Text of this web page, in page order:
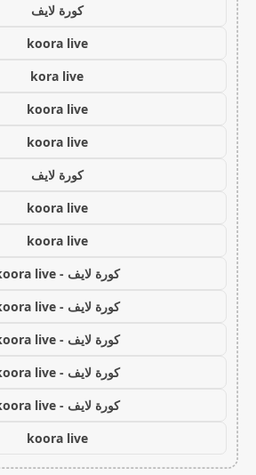
كورة لايف
koora live
kora live
koora live
koora live
كورة لايف
koora live
koora live
كورة لايف - koora live
كورة لايف - koora live
كورة لايف - koora live
كورة لايف - koora live
كورة لايف - koora live
koora live